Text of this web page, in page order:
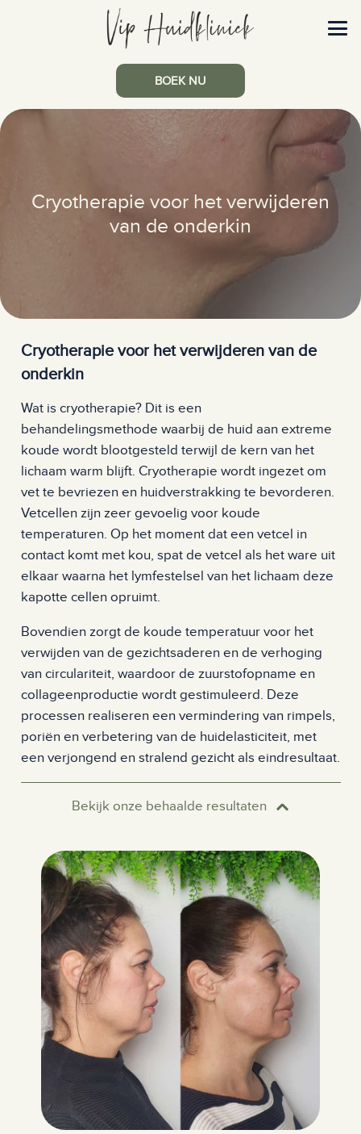
BOEK NU
Cryotherapie voor het verwijderen
van de onderkin
Cryotherapie voor het verwijderen van de
onderkin
Wat is cryotherapie? Dit is een
behandelingsmethode waarbij de huid aan extreme
koude wordt blootgesteld terwijl de kern van het
lichaam warm blijft. Cryotherapie wordt ingezet om
vet te bevriezen en huidverstrakking te bevorderen.
Vetcellen zijn zeer gevoelig voor koude
temperaturen. Op het moment dat een vetcel in
contact komt met kou, spat de vetcel als het ware uit
elkaar waarna het lymfestelsel van het lichaam deze
kapotte cellen opruimt.
Bovendien zorgt de koude temperatuur voor het
verwijden van de gezichtsaderen en de verhoging
van circulariteit, waardoor de zuurstofopname en
collageenproductie wordt gestimuleerd. Deze
processen realiseren een vermindering van rimpels,
poriën en verbetering van de huidelasticiteit, met
een verjongend en stralend gezicht als eindresultaat.
Bekijk onze behaalde resultaten